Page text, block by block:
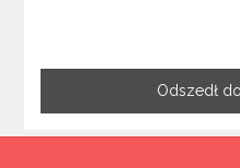
Odszedł